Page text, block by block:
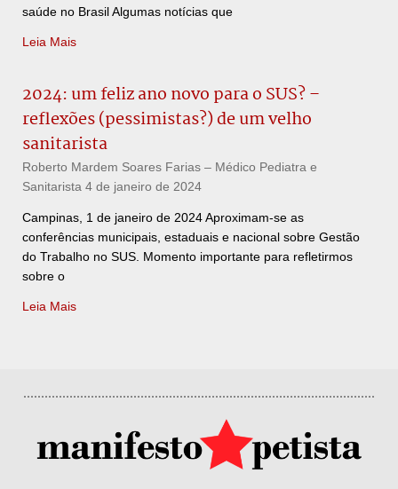
saúde no Brasil Algumas notícias que
Leia Mais
2024: um feliz ano novo para o SUS? –
reflexões (pessimistas?) de um velho
sanitarista
Roberto Mardem Soares Farias – Médico Pediatra e
Sanitarista 4 de janeiro de 2024
Campinas, 1 de janeiro de 2024 Aproximam-se as
conferências municipais, estaduais e nacional sobre Gestão
do Trabalho no SUS. Momento importante para refletirmos
sobre o
Leia Mais